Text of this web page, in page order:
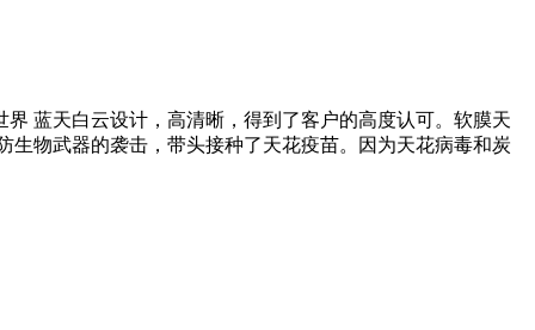
蓝天白云设计，高清晰，得到了客户的高度认可。软膜天
生物武器的袭击，带头接种了天花疫苗。因为天花病毒和炭